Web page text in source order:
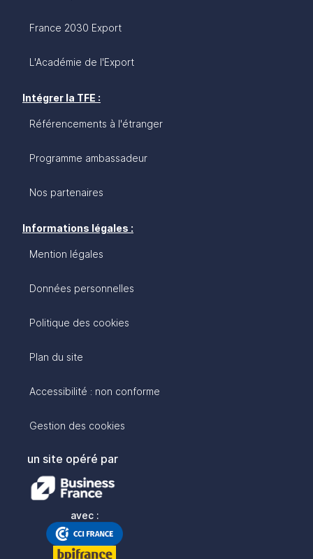
France 2030 Export
L'Académie de l'Export
Intégrer la TFE :
Référencements à l'étranger
Programme ambassadeur
Nos partenaires
Informations légales :
Mention légales
Données personnelles
Politique des cookies
Plan du site
Accessibilité : non conforme
Gestion des cookies
un site opéré par
avec :